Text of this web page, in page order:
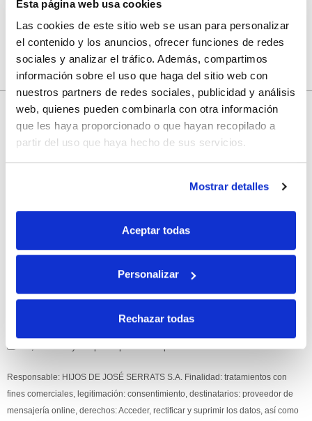
Esta página web usa cookies
Las cookies de este sitio web se usan para personalizar
el contenido y los anuncios, ofrecer funciones de redes
sociales y analizar el tráfico. Además, compartimos
información sobre el uso que haga del sitio web con
nuestros partners de redes sociales, publicidad y análisis
web, quienes pueden combinarla con otra información
que les haya proporcionado o que hayan recopilado a
partir del uso que haya hecho de sus servicios.
Mostrar detalles
Aceptar todas
Personalizar
Rechazar todas
10% de descuento
con tu primera compra.
a nuestra newsletter para recibir nuestras
Responsable: HIJOS DE JOSÉ SERRATS S.A. Finalidad: tratamientos con
fines comerciales, legitimación: consentimiento, destinatarios: proveedor de
mensajería online, derechos: Acceder, rectificar y suprimir los datos, así como